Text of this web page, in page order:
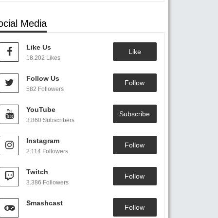
Media
Like Us
18.202 Likes
Like
Follow Us
582 Followers
Follow
YouTube
3.860 Subscribers
Subscribe
Instagram
2.114 Followers
Follow
Twitch
3.386 Followers
Follow
Smashcast
Follow